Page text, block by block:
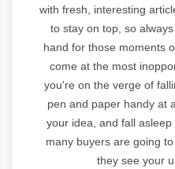
with fresh, interesting
to stay on top, so
hand for those moments
come at the most
you're on the verge of
pen and paper handy at
your idea, and fall
many buyers are going
they see your